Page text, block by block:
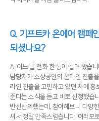
Q. 기프트카 온에어 캠페
되셨나요?
A. 어느 날 전화 한 통이 걸려 왔습
담당자가 소상공인의 온라인 진출
라인 진출을 고민하고 있던 차에 홍
준다는 소식을 듣고 바로 신청했습
반신반의했는데, 참여해보니 다양
셔서 정말 만족스럽습니다. 여러모